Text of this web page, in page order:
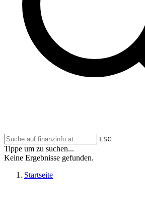
ESC
Tippe um zu suchen...
Keine Ergebnisse gefunden.
Startseite